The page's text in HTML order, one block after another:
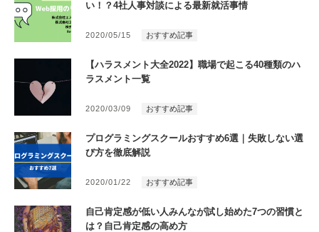
い！？4社人事対談による最新就活事情
2020/05/15 おすすめ記事
【ハラスメント大全2022】職場で起こる40種類のハ
ラスメント一覧
2020/03/09 おすすめ記事
プログラミングスクールおすすめ6選｜失敗しない選
び方を徹底解説
2020/01/22 おすすめ記事
自己肯定感が低い人みんなが試し始めた7つの習慣と
は？自己肯定感の高め方